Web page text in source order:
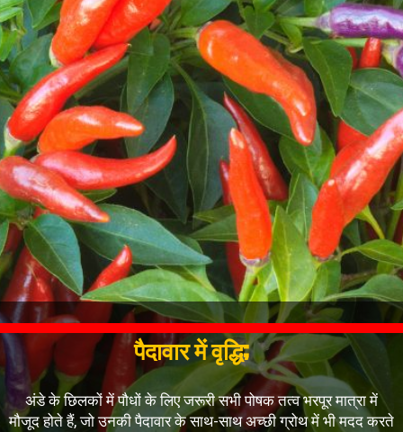
पैदावार में वृद्धि;
अंडे के छिलकों में पौधों के लिए जरूरी सभी पोषक तत्व भरपूर मात्रा में
मौजूद होते हैं, जो उनकी पैदावार के साथ-साथ अच्छी ग्रोथ में भी मदद करते